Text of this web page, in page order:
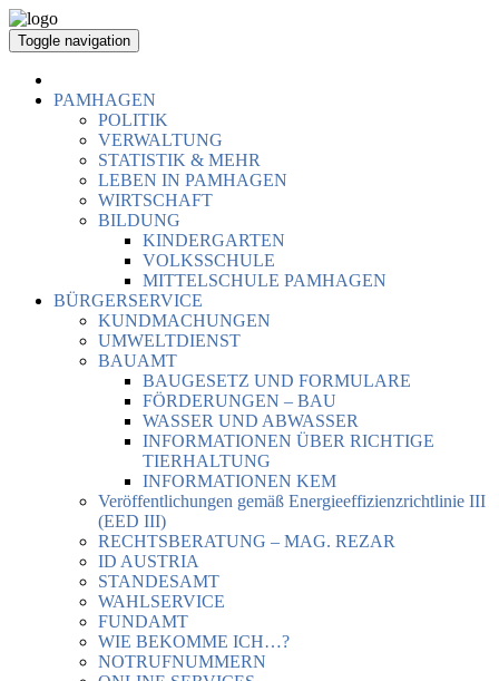
Toggle navigation
PAMHAGEN
POLITIK
VERWALTUNG
STATISTIK & MEHR
LEBEN IN PAMHAGEN
WIRTSCHAFT
BILDUNG
KINDERGARTEN
VOLKSSCHULE
MITTELSCHULE PAMHAGEN
BÜRGERSERVICE
KUNDMACHUNGEN
UMWELTDIENST
BAUAMT
BAUGESETZ UND FORMULARE
FÖRDERUNGEN – BAU
WASSER UND ABWASSER
INFORMATIONEN ÜBER RICHTIGE
TIERHALTUNG
INFORMATIONEN KEM
Veröffentlichungen gemäß Energieeffizienzrichtlinie III
(EED III)
RECHTSBERATUNG – MAG. REZAR
ID AUSTRIA
STANDESAMT
WAHLSERVICE
FUNDAMT
WIE BEKOMME ICH…?
NOTRUFNUMMERN